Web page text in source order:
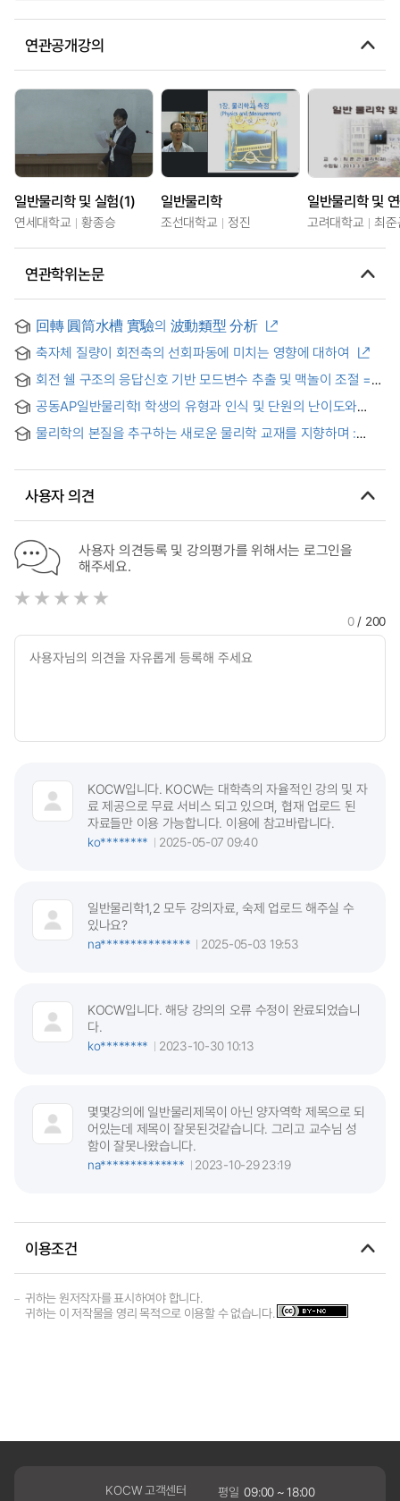
연관공개강의
일반물리학 및 실험(1)
연세대학교 황종승
일반물리학
조선대학교 정진
일반물리학 및
고려대학교 최
연관학위논문
回轉 圓筒水槽 實驗의 波動類型 分析
축자체 질량이 회전축의 선회파동에 미치는 영향에 대하여
회전 쉘 구조의 응답신호 기반 모드변수 추출 및 맥놀이 조절 =
Modal Parameter Extraction and Beat Tuning Based on
Response Signal of Shells-of-Revolution
공동AP일반물리학Ⅰ 학생의 유형과 인식 및 단원의 난이도와
흥미도 분석
물리학의 본질을 추구하는 새로운 물리학 교재를 지향하며 :
사용자 의견
사용자 의견등록 및 강의평가를 위해서는 로그인을
해주세요.
0/ 200
KOCW입니다. KOCW는 대학측의 자율적인 강의 및 자
료 제공으로 무료 서비스 되고 있으며, 협재 업로드 된
자료들만 이용 가능합니다. 이용에 참고바랍니다.
ko********
2025-05-07 09:40
일반물리학1,2 모두 강의자료, 숙제 업로드 해주실 수
있나요?
na***************
2025-05-03 19:53
KOCW입니다. 해당 강의의 오류 수정이 완료되었습니
다.
ko********
2023-10-30 10:13
몇몇강의에 일반물리제목이 아닌 양자역학 제목으로 되
어있는데 제목이 잘못된것같습니다. 그리고 교수님 성
함이 잘못나왔습니다.
na**************
2023-10-29 23:19
이용조건
귀하는 원저작자를 표시하여야 합니다.
귀하는 이 저작물을 영리 목적으로 이용할 수 없습니다.
KOCW 고객센터 평일 09:00 ~ 18:00